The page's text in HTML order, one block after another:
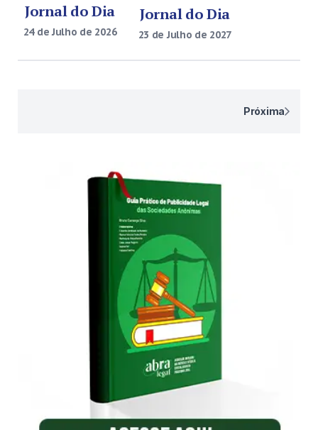
Jornal do Dia
24 de Julho de 2026
Jornal do Dia
23 de Julho de 2027
Próxima